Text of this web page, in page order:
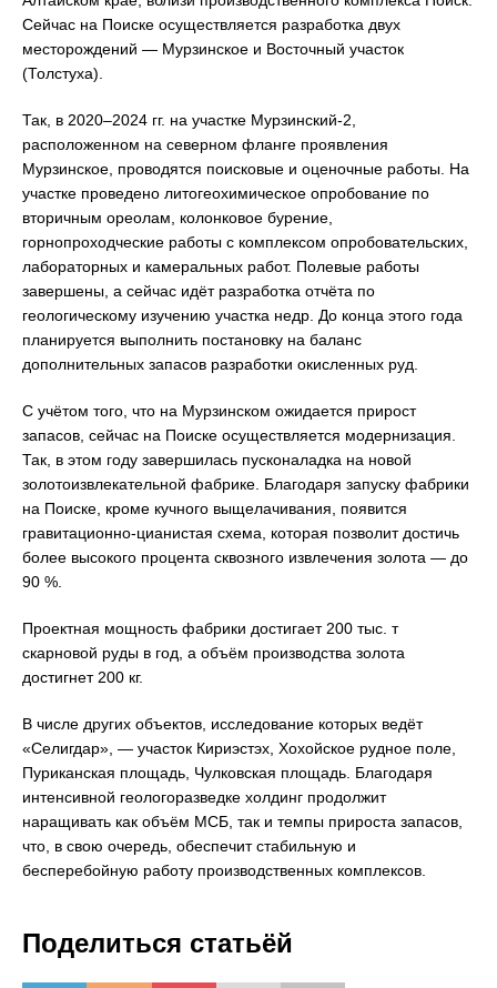
Сейчас на Поиске осуществляется разработка двух
месторождений — Мурзинское и Восточный участок
(Толстуха).
Так, в 2020–2024 гг. на участке Мурзинский-2,
расположенном на северном фланге проявления
Мурзинское, проводятся поисковые и оценочные работы. На
участке проведено литогеохимическое опробование по
вторичным ореолам, колонковое бурение,
горнопроходческие работы с комплексом опробовательских,
лабораторных и камеральных работ. Полевые работы
завершены, а сейчас идёт разработка отчёта по
геологическому изучению участка недр. До конца этого года
планируется выполнить постановку на баланс
дополнительных запасов разработки окисленных руд.
С учётом того, что на Мурзинском ожидается прирост
запасов, сейчас на Поиске осуществляется модернизация.
Так, в этом году завершилась пусконаладка на новой
золотоизвлекательной фабрике. Благодаря запуску фабрики
на Поиске, кроме кучного выщелачивания, появится
гравитационно-цианистая схема, которая позволит достичь
более высокого процента сквозного извлечения золота — до
90 %.
Проектная мощность фабрики достигает 200 тыс. т
скарновой руды в год, а объём производства золота
достигнет 200 кг.
В числе других объектов, исследование которых ведёт
«Селигдар», — участок Кириэстэх, Хохойское рудное поле,
Пуриканская площадь, Чулковская площадь. Благодаря
интенсивной геологоразведке холдинг продолжит
наращивать как объём МСБ, так и темпы прироста запасов,
что, в свою очередь, обеспечит стабильную и
бесперебойную работу производственных комплексов.
Поделиться статьёй